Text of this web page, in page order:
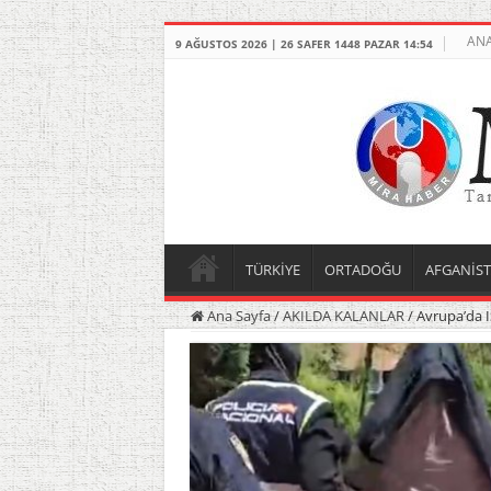
9 AĞUSTOS 2026 | 26 SAFER 1448 PAZAR 14:54
TÜRKİYE ORTADOĞU
Ana Sayfa/AKILDA KALANLAR/Avrupa’da